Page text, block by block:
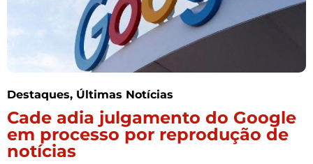
Destaques, Últimas Notícias
Cade adia julgamento do Google
em processo por reprodução de
notícias